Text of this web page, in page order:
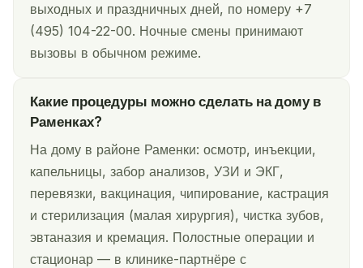
выходных и праздничных дней, по номеру +7
(495) 104-22-00. Ночные смены принимают
вызовы в обычном режиме.
Какие процедуры можно сделать на дому в
Раменках?
На дому в районе Раменки: осмотр, инъекции,
капельницы, забор анализов, УЗИ и ЭКГ,
перевязки, вакцинация, чипирование, кастрация
и стерилизация (малая хирургия), чистка зубов,
эвтаназия и кремация. Полостные операции и
стационар — в клинике-партнёре с